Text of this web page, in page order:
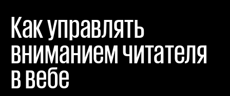
Как управлять
вниманием читателя
в вебе